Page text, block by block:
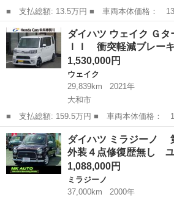
■ 支払総額: 13.5万円 ■ 車両本体価格： 130,000 円 ■ メーカー
名： ダイハツ ■ 車種名： ムーヴ ■ グレ
ド ベンチシート ＣＶＴ 盗難防止シス
安全ボディ ...
千葉 袖ケ浦市 ムーヴ
ダイハツ ウェイク Ｇタ
ＩＩ 衝突軽減ブレー
1,530,000円
ウェイク
29,839km
2021年
大和市
■ 支払総額: 159.5万円 ■ 車両本体価格： 1,530,000 円 ■ メーカ
ー名： ダイハツ ■ 車種名： ウェイク ■
ボリミテッドＳＡＩＩＩ 衝突軽減ブレー
ルセグ付...
神奈川 大和市 ウェイク
ダイハツ ミラジーノ
外装４点修復歴無し
1,088,000円
ミラジーノ
37,000km
2000年